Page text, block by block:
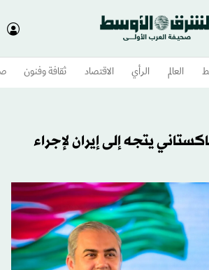
العالم الرأي الاقتصاد ثقافة وفنون
يتجه إلى إيران لإجراء